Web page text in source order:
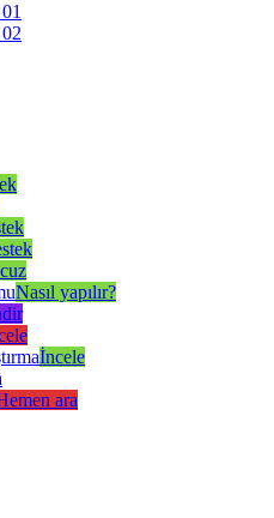
Nasıl yapılır?
İncele
ara